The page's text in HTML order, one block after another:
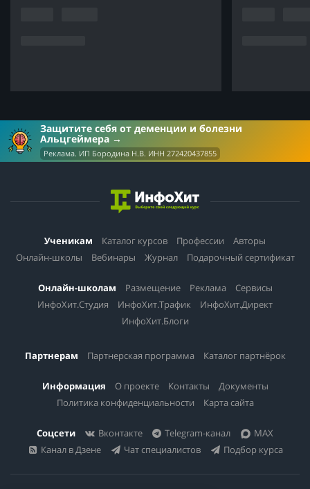
Защитите себя от деменции и болезни
Альцгеймера
Реклама. ИП Бородина Н.В. ИНН 272420437855
Ученикам Каталог курсов Профессии
Авторы
Онлайн-школы
Вебинары Журнал Подарочный сертификат
Онлайн-школам Размещение Реклама
Сервисы
ИнфоХит.Студия
ИнфоХит.Трафик
ИнфоХит.Директ
ИнфоХит.Блоги
Партнерам Партнерская программа Каталог партнёрок
Информация О проекте Контакты
Документы
Политика конфиденциальности
Карта сайта
Соцсети Вконтакте Telegram-канал
MAX
Канал в Дзене
Чат специалистов Подбор курса